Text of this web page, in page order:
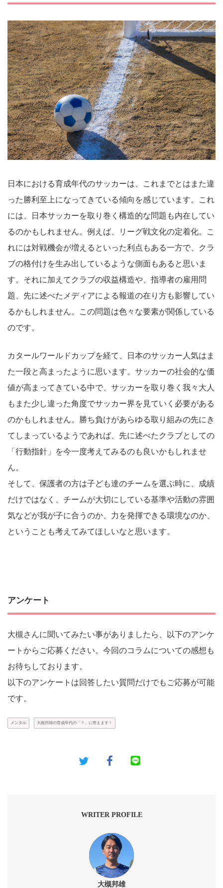
日本における育成年代のサッカーは、これまでとはまた違
った勝利至上になってきている傾向を感じています。これ
には、日本サッカーを取り巻く構造的な問題も内在してい
るのかもしれません。例えば、リーグ戦文化の定着化。こ
れには対戦機会が増えるといった利点もある一方で、クラ
ブの格付けを生み出しているような側面もあると思いま
す。それに加えてクラブの収益構造や、指導者の雇用問
題、先に述べたメディアによる報道の在り方も影響してい
るかもしれません。この問題は色々な要素が関係している
のです。
カタールワールドカップを経て、日本のサッカー人気はま
た一段と高まったように思います。サッカーの社会的な価
値が高まってきている中で、サッカーを取り巻く我々大人
もまた少し違った角度でサッカー界を見ていく必要がある
のかもしれません。勝ち負けがあらゆる取り組みの先にき
てしまっているようであれば、先に述べたクラブとしての
「行動指針」を今一度考えてみるのも良いかもしれませ
ん。
そして、保護者の方は子ども達のチームを選ぶ時に、成績
だけではなく、チームが大切にしている基準や活動の雰囲
気などが我が子に合うのか、力を発揮できる環境なのか、
ということも考えてみてほしいなと思います。
アンケート
大槻さんに聞いてみたい事がありましたら、以下のアンケ
ートからご応募ください。今回のコラムについての感想も
お待ちしております。
以下のアンケートは回答したい質問だけでもご応募が可能
です。
メンタル 大槻邦雄の育成年代の「？」に答えます！
WRITER PROFILE
大槻邦雄